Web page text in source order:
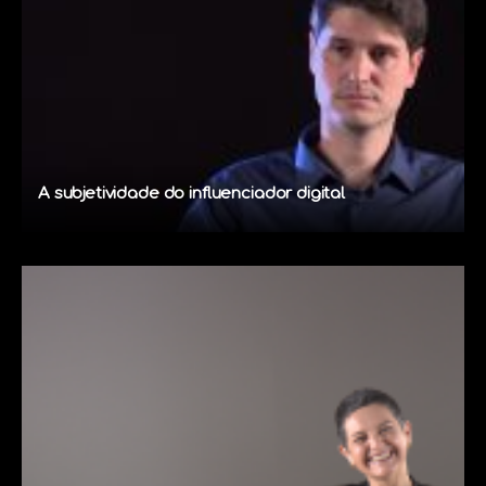
A subjetividade do influenciador digital